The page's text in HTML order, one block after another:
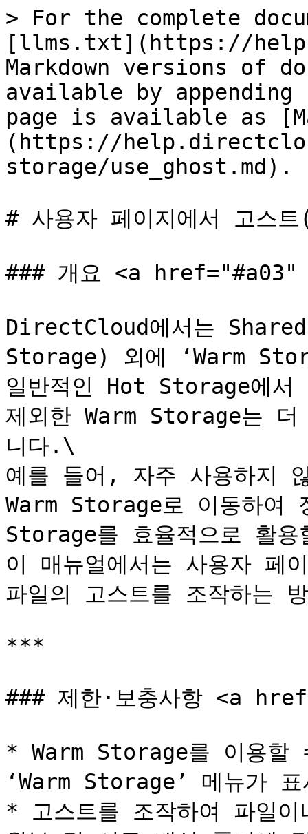
> For the complete
[llms.txt](https://
Markdown versions of
available by
page is available as
(https://
storage/use_ghost.md).
# 사용자 페이지에서 고스
### 개요 <a
DirectCloud에서는
Storage) 외에 ‘Warm
일반적인 Hot Storage에서
제외한 Warm Storage는
니다.\
예를 들어, 자주 사용하지
Warm Storage로 이동하여
Storage를 효율적으로 활
이 매뉴얼에서는 사용자 페
파일의 고스트를 조작하는
***
### 제한·보충사항 <a
* Warm Storage를 이용할
‘Warm Storage’ 메뉴가 표
* 고스트를 조작하여 파일